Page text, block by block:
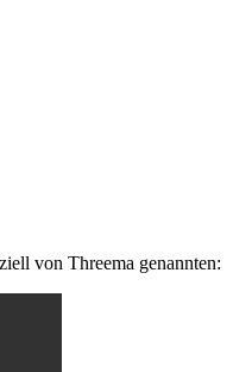
von Threema genannten: